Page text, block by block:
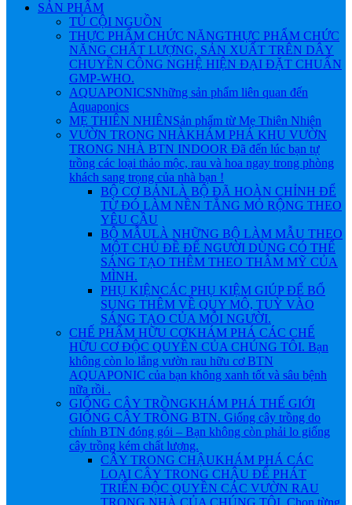
SẢN PHẨM
TỦ CỘI NGUỒN
THỰC PHẨM CHỨC NĂNGTHỰC PHẨM CHỨC
NĂNG CHẤT LƯỢNG, SẢN XUẤT TRÊN DÂY
CHUYỀN CÔNG NGHỆ HIỆN ĐẠI ĐẶT CHUẨN
GMP-WHO.
AQUAPONICSNhững sản phẩm liên quan đến
Aquaponics
MẸ THIÊN NHIÊNSản phẩm từ Mẹ Thiên Nhiên
VƯỜN TRONG NHÀKHÁM PHÁ KHU VƯỜN
TRONG NHÀ BTN INDOOR Đã đến lúc bạn tự
trồng các loại thảo mộc, rau và hoa ngay trong phòng
khách sang trọng của nhà bạn !
BỘ CƠ BẢNLÀ BỘ ĐÃ HOÀN CHỈNH ĐỂ
TỪ ĐÓ LÀM NỀN TẲNG MỎ RỘNG THEO
YÊU CẦU
BỘ MẪULÀ NHỮNG BỘ LÀM MẪU THEO
MỘT CHỦ ĐỀ ĐỂ NGƯỜI DÙNG CÓ THỂ
SÁNG TẠO THÊM THEO THẪM MỸ CỦA
MÌNH.
PHỤ KIỆNCÁC PHỤ KIỆM GIÚP ĐỂ BỔ
SUNG THÊM VỀ QUY MÔ, TUỲ VÀO
SÁNG TẠO CỦA MỖI NGƯỜI.
CHẾ PHẨM HỮU CƠKHÁM PHÁ CÁC CHẾ
HỮU CƠ ĐỘC QUYỀN CỦA CHÚNG TÔI. Bạn
không còn lo lắng vườn rau hữu cơ BTN
AQUAPONIC của bạn không xanh tốt và sâu bệnh
nữa rồi .
GIỐNG CÂY TRỒNGKHÁM PHÁ THẾ GIỚI
GIỐNG CÂY TRỒNG BTN. Giống cây trồng do
chính BTN đóng gói – Bạn không còn phải lo giống
cây trồng kém chất lượng.
CÂY TRONG CHẬUKHÁM PHÁ CÁC
LOẠI CÂY TRONG CHẬU ĐỂ PHÁT
TRIỂN ĐỘC QUYỀN CÁC VƯỜN RAU
TRONG NHÀ CỦA CHÚNG TÔI. Chọn từng